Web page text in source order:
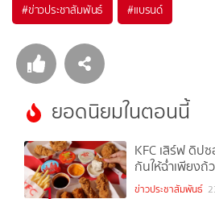
#ข่าวประชาสัมพันธ์ #แบรนด์
ยอดนิยมในตอนนี้
KFC เสิร์ฟ ดิป
กันให้ฉ่ำเพียงถ้
ข่าวประชาสัมพันธ์